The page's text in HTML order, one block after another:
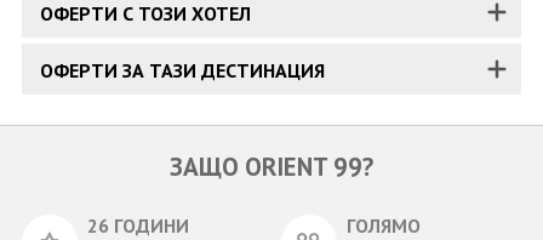
ОФЕРТИ С ТОЗИ ХОТЕЛ
ОФЕРТИ ЗА ТАЗИ ДЕСТИНАЦИЯ
ЗАЩО ORIENT 99?
26 ГОДИНИ ГОЛЯМО